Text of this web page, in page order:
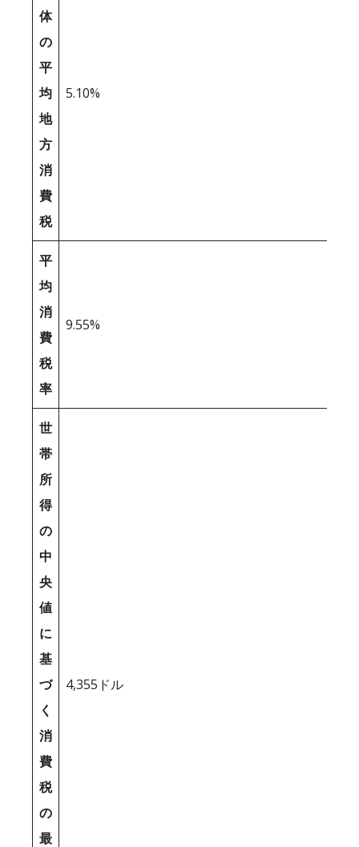
体
の
平
均
地
方
消
費
税
5.10%
平
均
消
費
税
率
9.55%
世
帯
所
得
の
中
央
値
に
基
づ
く
消
費
税
の
最
4,355ドル